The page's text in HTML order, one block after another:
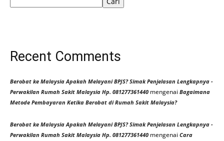
Recent Comments
Berobat ke Malaysia Apakah Melayani BPJS? Simak Penjelasan Lengkapnya -
Perwakilan Rumah Sakit Malaysia Hp. 081277361440 mengenai Bagaimana
Metode Pembayaran Ketika Berobat di Rumah Sakit Malaysia?
Berobat ke Malaysia Apakah Melayani BPJS? Simak Penjelasan Lengkapnya -
Perwakilan Rumah Sakit Malaysia Hp. 081277361440 mengenai Cara